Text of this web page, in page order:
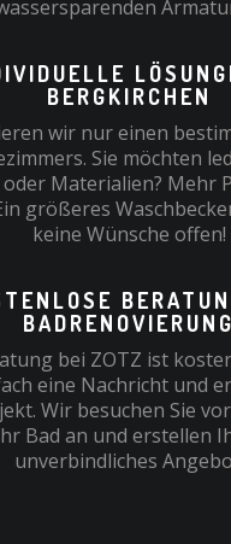
BERGKIRCHEN
wir nur einen
Sie möchten
oder Materialien? Mehr
größeres
keine Wünsche offen!
BADRENOVIERUNG
bei ZOTZ ist
eine Nachricht und
Wir besuchen Sie
Bad an und erstellen
unverbindliches